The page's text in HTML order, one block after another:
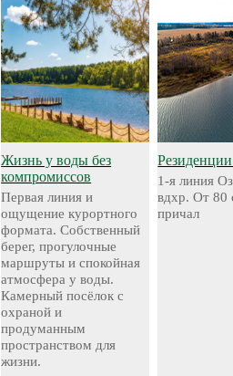
Жизнь у воды без
компромиссов
Первая линия и
ощущение курортного
формата. Собственный
берег, прогулочные
маршруты и спокойная
атмосфера у воды.
Камерный посёлок с
охраной и
продуманным
пространством для
жизни.
1-я линия
вдхр. От 80
причал